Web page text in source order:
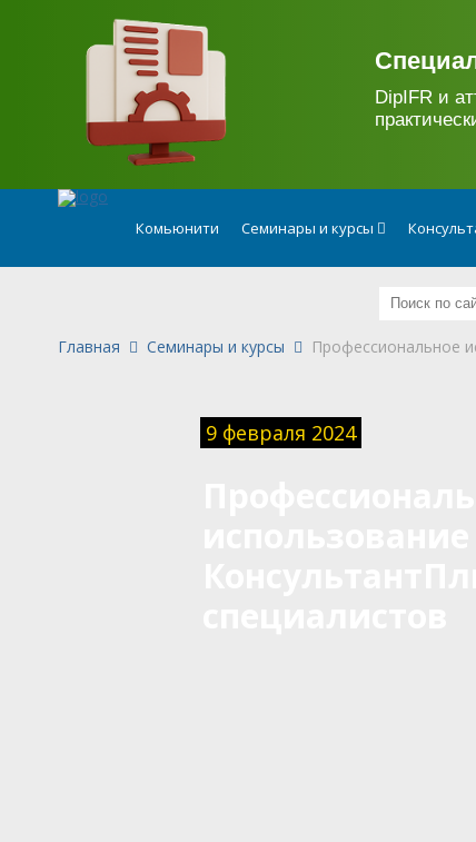
DipIFR и
Комьюнити Семинары и курсы
Главная Семинары и курсы Профессиональное
9 февраля 2024